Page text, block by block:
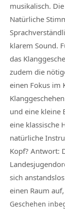
musikalisch.
Natürliche
klarem Sound.
das
zudem die
einen Fokus im
und eine kleine
eine klassische
natürliche
Kopf? Antwort:
sich
einen Raum
Geschehen